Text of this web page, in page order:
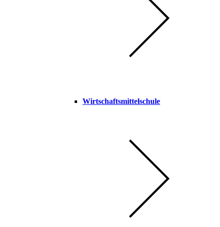
Wirtschaftsmittelschule